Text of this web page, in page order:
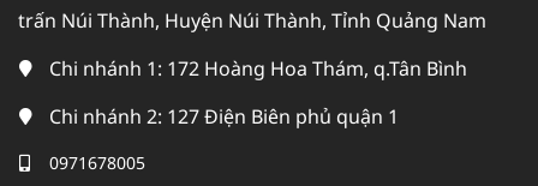
trấn Núi Thành, Huyện Núi Thành, Tỉnh Quảng Nam
Chi nhánh 1: 172 Hoàng Hoa Thám, q.Tân Bình
Chi nhánh 2: 127 Điện Biên phủ quận 1
0971678005